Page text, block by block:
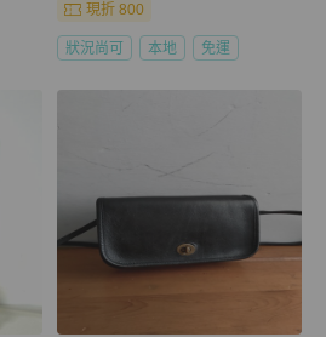
現折 800
狀況尚可 本地 免運